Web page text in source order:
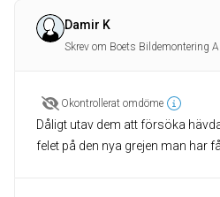
Damir K
Skrev om Boets Bildemontering
Okontrollerat omdöme
Dåligt utav dem att försöka
felet på den nya grejen man har